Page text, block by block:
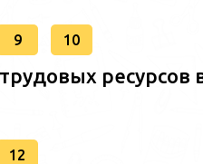
9 10
ресурсов
12